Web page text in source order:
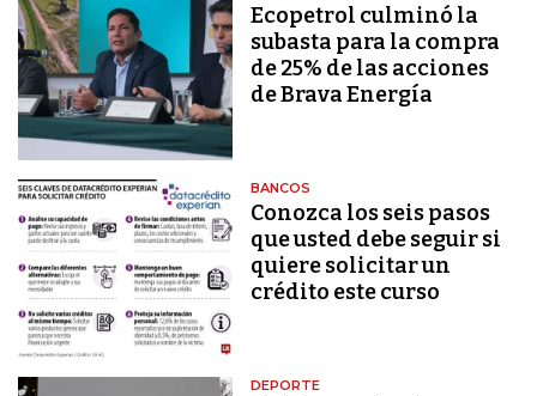
Ecopetrol culminó la
subasta para la compra
de 25% de las acciones
de Brava Energía
BANCOS
Conozca los seis pasos
que usted debe seguir si
quiere solicitar un
crédito este curso
DEPORTE